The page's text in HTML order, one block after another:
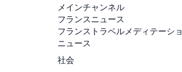
メインチャンネル
フランスニュース
フランストラベルメディテーシ
ニュース
社会